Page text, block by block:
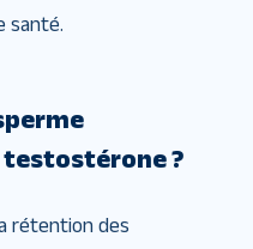
santé.
?
rétention des